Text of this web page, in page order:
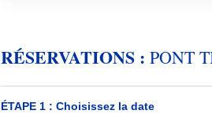
RÉSERVATIONS : PONT
ÉTAPE 1 : Choisissez la date